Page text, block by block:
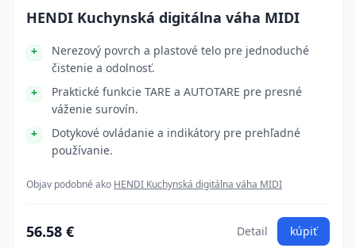
HENDI Kuchynská digitálna váha MIDI
Nerezový povrch a plastové telo pre jednoduché
čistenie a odolnosť.
Praktické funkcie TARE a AUTOTARE pre presné
váženie surovín.
Dotykové ovládanie a indikátory pre prehľadné
používanie.
Objav podobné ako HENDI Kuchynská digitálna váha MIDI
56.58 € Detail kúpiť